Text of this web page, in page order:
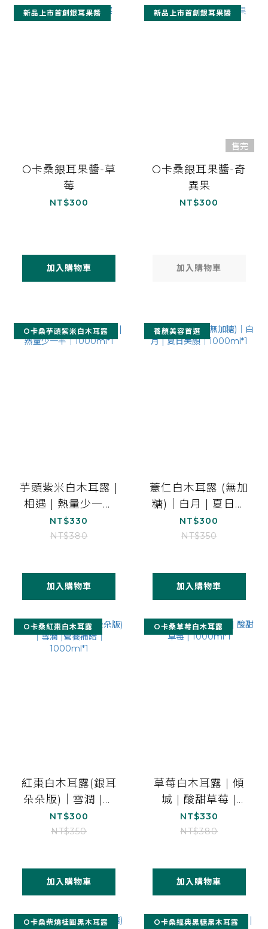
新品上市首創銀耳果醬
O卡桑銀耳果醬-草
莓
NT$300
加入購物車
新品上市首創銀耳果醬
售完
O卡桑銀耳果醬-奇
異果
NT$300
加入購物車
O卡桑芋頭紫米白木耳露
芋頭紫米白木耳露 |
相遇 | 熱量少一半
｜1000ml*1
NT$330
NT$380
加入購物車
養顏美容首選
薏仁白木耳露 (無加
糖)｜白月 | 夏日美
顏｜1000ml*1
NT$300
NT$350
加入購物車
O卡桑紅棗白木耳露
紅棗白木耳露(銀耳
朵朵版)｜雪潤 |營
養補給｜1000ml*1
NT$300
NT$350
加入購物車
O卡桑草莓白木耳露
草莓白木耳露 | 傾
城 | 酸甜草莓 |
1000ml*1
NT$330
NT$380
加入購物車
O卡桑柴燒桂圓黑木耳露 O卡桑經典黑糖黑木耳露